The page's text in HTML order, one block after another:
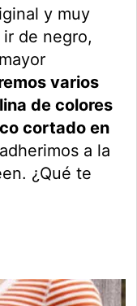
y muy
de negro,
varios
de colores
cortado en
a la
¿Qué te